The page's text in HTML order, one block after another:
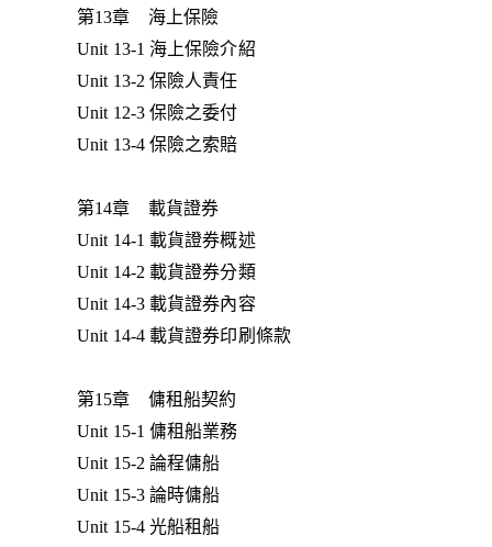
第13章 海上保險
Unit 13-1 海上保險介紹
Unit 13-2 保險人責任
Unit 12-3 保險之委付
Unit 13-4 保險之索賠
第14章 載貨證券
Unit 14-1 載貨證券概述
Unit 14-2 載貨證券分類
Unit 14-3 載貨證券內容
Unit 14-4 載貨證券印刷條款
第15章 傭租船契約
Unit 15-1 傭租船業務
Unit 15-2 論程傭船
Unit 15-3 論時傭船
Unit 15-4 光船租船